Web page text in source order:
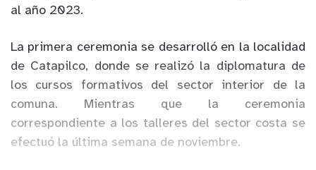
al año 2023.
La primera ceremonia se desarrolló en la localidad
de Catapilco, donde se realizó la diplomatura de
los cursos formativos del sector interior de la
comuna. Mientras que la ceremonia
correspondiente a los talleres del sector costa se
efectuó la última semana de noviembre.